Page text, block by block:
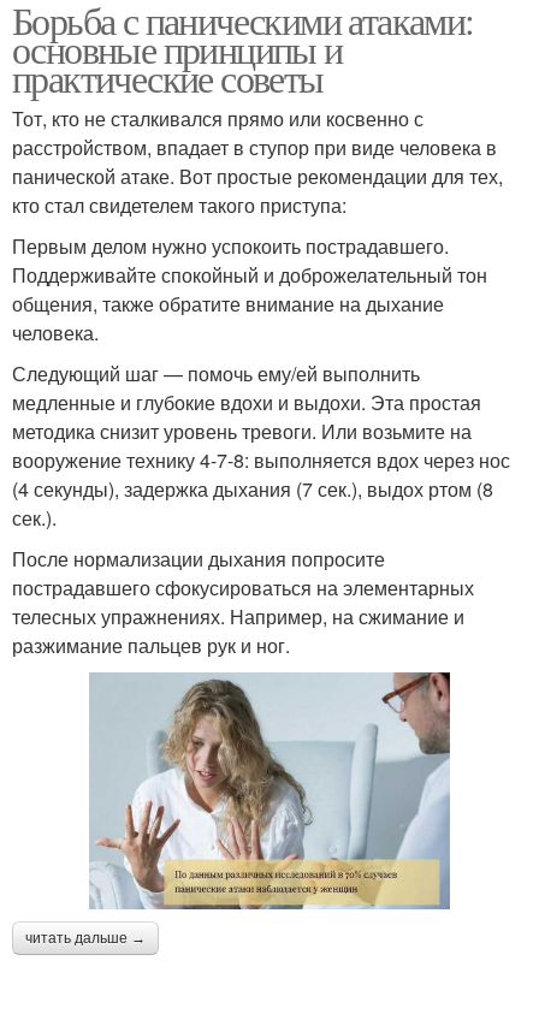
Борьба с паническими атаками:
основные принципы и
практические советы
Тот, кто не сталкивался прямо или косвенно с
расстройством, впадает в ступор при виде человека в
панической атаке. Вот простые рекомендации для тех,
кто стал свидетелем такого приступа:
Первым делом нужно успокоить пострадавшего.
Поддерживайте спокойный и доброжелательный тон
общения, также обратите внимание на дыхание
человека.
Следующий шаг — помочь ему/ей выполнить
медленные и глубокие вдохи и выдохи. Эта простая
методика снизит уровень тревоги. Или возьмите на
вооружение технику 4-7-8: выполняется вдох через нос
(4 секунды), задержка дыхания (7 сек.), выдох ртом (8
сек.).
После нормализации дыхания попросите
пострадавшего сфокусироваться на элементарных
телесных упражнениях. Например, на сжимание и
разжимание пальцев рук и ног.
читать дальше →